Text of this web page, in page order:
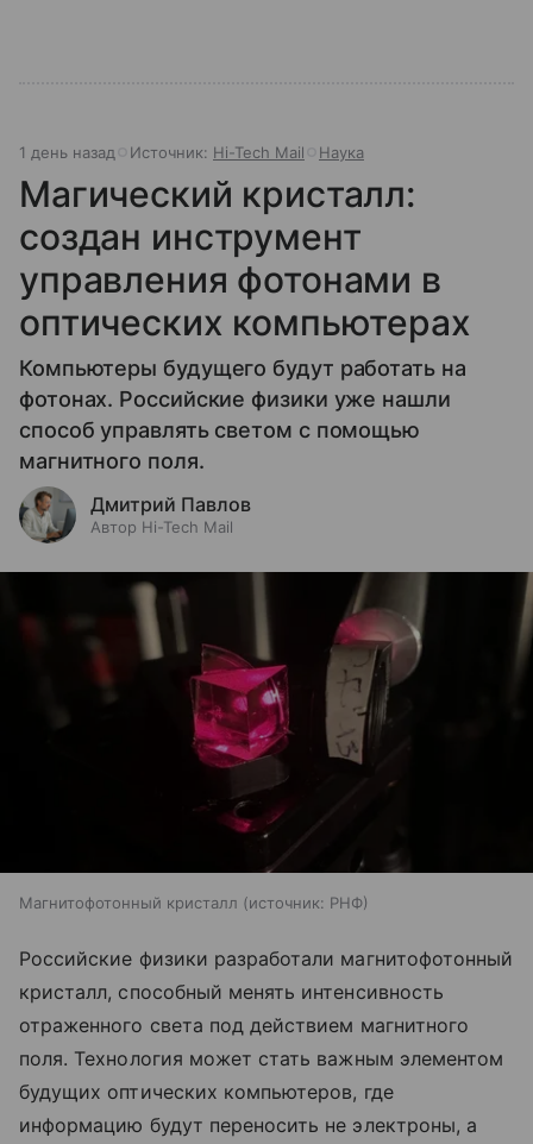
1 день назад Источник: Hi-Tech Mail Наука
Магический кристалл:
создан инструмент
управления фотонами в
оптических компьютерах
Компьютеры будущего будут работать на
фотонах. Российские физики уже нашли
способ управлять светом с помощью
магнитного поля.
Дмитрий Павлов
Автор Hi-Tech Mail
Магнитофотонный кристалл источник: РНФ
Российские физики разработали магнитофотонный
кристалл, способный менять интенсивность
отраженного света под действием магнитного
поля. Технология может стать важным элементом
будущих оптических компьютеров, где
информацию будут переносить не электроны, а